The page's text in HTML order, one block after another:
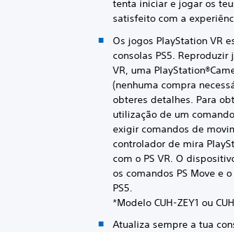
tenta iniciar e jogar os
satisfeito com a
Os jogos PlayStation VR
consolas PS5. Reproduzir
VR, uma
(nenhuma compra
obteres detalhes. Para
utilização de um
exigir comandos de
controlador de mira
com o PS VR. O
os comandos PS Move e
PS5.
*Modelo CUH-ZEY1 ou
Atualiza sempre a tua